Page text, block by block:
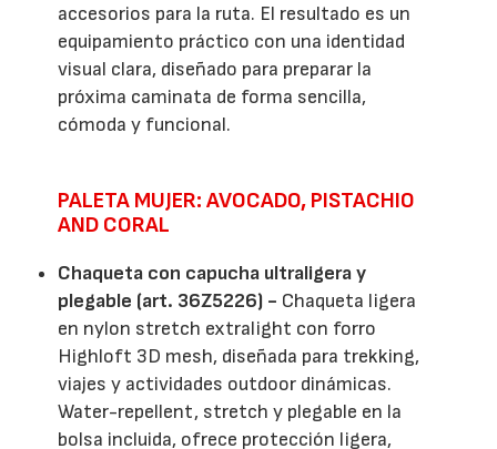
accesorios para la ruta. El resultado es un
equipamiento práctico con una identidad
visual clara, diseñado para preparar la
próxima caminata de forma sencilla,
cómoda y funcional.
PALETA MUJER: AVOCADO, PISTACHIO
AND CORAL
Chaqueta con capucha ultraligera y
plegable (art. 36Z5226) - Chaqueta ligera
en nylon stretch extralight con forro
Highloft 3D mesh, diseñada para trekking,
viajes y actividades outdoor dinámicas.
Water-repellent, stretch y plegable en la
bolsa incluida, ofrece protección ligera,